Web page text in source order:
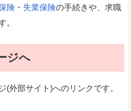
険 ・ 失業保険の手続きや、求職
。
ジへ
(外部サイト)へのリンクです。